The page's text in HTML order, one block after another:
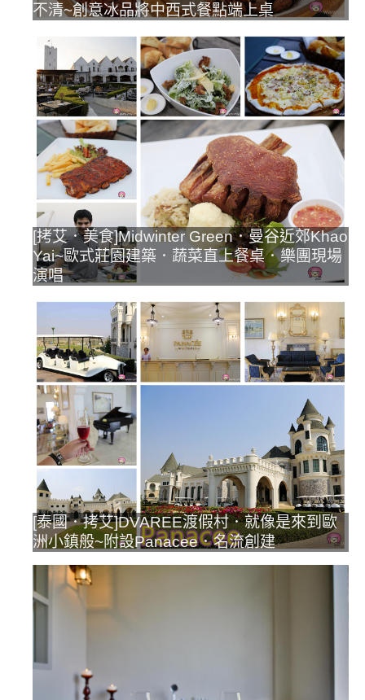
不清~創意冰品將中西式餐點端上桌
[拷艾．美食]Midwinter Green．曼谷近郊Khao
Yai~歐式莊園建築．蔬菜直上餐桌．樂團現場
演唱
[泰國．拷艾]DVAREE渡假村．就像是來到歐
洲小鎮般~附設Panacee．名流創建